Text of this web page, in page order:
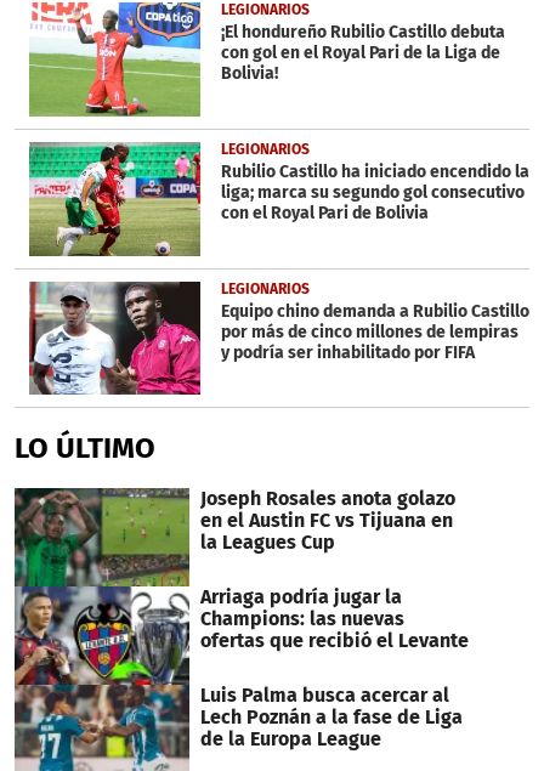
minute,
13
seconds
LEGIONARIOS
¡El hondureño Rubilio Castillo debuta
con gol en el Royal Pari de la Liga de
Bolivia!
LEGIONARIOS
Rubilio Castillo ha iniciado encendido la
liga; marca su segundo gol consecutivo
con el Royal Pari de Bolivia
LEGIONARIOS
Equipo chino demanda a Rubilio Castillo
por más de cinco millones de lempiras
y podría ser inhabilitado por FIFA
LO ÚLTIMO
Joseph Rosales anota golazo
en el Austin FC vs Tijuana en
la Leagues Cup
Arriaga podría jugar la
Champions: las nuevas
ofertas que recibió el Levante
Luis Palma busca acercar al
Lech Poznán a la fase de Liga
de la Europa League